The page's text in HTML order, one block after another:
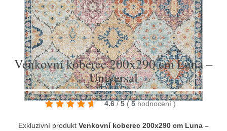
Venkovní koberec 200x290 cm Luna –
Universal
4.6 / 5 ( 5 hodnocení )
Exkluzivní produkt Venkovní koberec 200x290 cm Luna –